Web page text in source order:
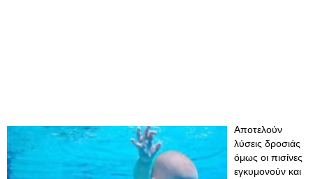
Αποτελούν
λύσεις δροσιάς
όμως οι πισίνες
εγκυμονούν και